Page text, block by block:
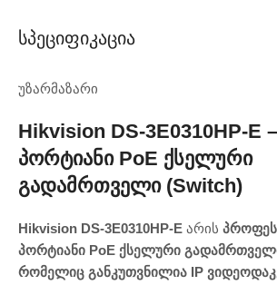
Სპეციფიკაცია
უზარმაზარი
Hikvision DS-3E0310HP-E
Პორტიანი PoE Ქსელური
Გადამრთველი (Switch)
Hikvision DS-3E0310HP-E არის
პორტიანი PoE ქსელური
რომელიც განკუთვნილია IP